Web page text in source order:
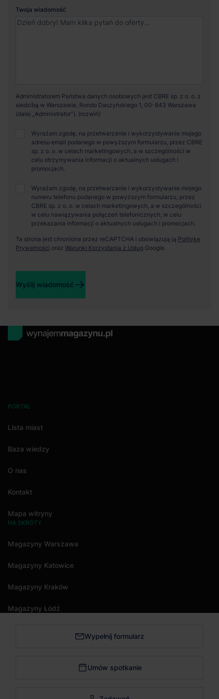
Twoja wiadomość
Administratorem Państwa danych osobowych jest CBRE sp. z o. o. z
siedzibą w Warszawie, Rondo Daszyńskiego 1, 00-843 Warszawa
(dalej „Administrator”).
Wyrażam zgodę, na przetwarzanie i wykorzystywanie mojego
adresu email podanego w powyższym formularzu, przez CBRE
sp. z o. o. w celach marketingowych, a w szczególności w
celu otrzymywania informacji o aktualnych usługach i
promocjach.
Wyrażam zgodę, na przetwarzanie i wykorzystywanie mojego
numeru telefonu podanego w powyższym formularzu, przez
CBRE sp. z o. o. w celach marketingowych, a w szczególności
w celu nawiązywania połączeń telefonicznych, w celu
przekazania informacji o aktualnych usługach i promocjach.
Ta strona jest chroniona przez reCAPTCHA i obowiązują ją Politykę
Prywatności oraz Warunki Korzystania z Usług Google.
Wyślij wiadomość
PORTAL
Lista miast
Baza wiedzy
O nas
Kontakt
Mapa witryny
NA SKRÓTY
Magazyny Warszawa
Magazyny Katowice
Magazyny Kraków
Magazyny Łódź
Magazyny Trójmiasto Wypełnij formularz
Umów spotkanie